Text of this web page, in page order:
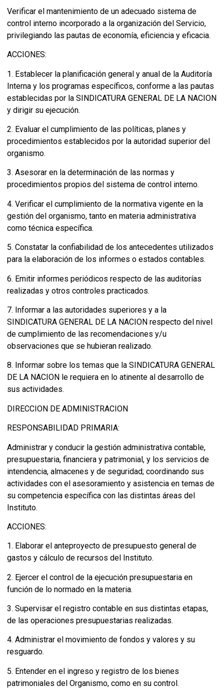
Verificar el mantenimiento de un adecuado sistema de
control interno incorporado a la organización del Servicio,
privilegiando las pautas de economía, eficiencia y eficacia.
ACCIONES:
1. Establecer la planificación general y anual de la Auditoría
Interna y los programas específicos, conforme a las pautas
establecidas por la SINDICATURA GENERAL DE LA NACION
y dirigir su ejecución.
2. Evaluar el cumplimiento de las políticas, planes y
procedimientos establecidos por la autoridad superior del
organismo.
3. Asesorar en la determinación de las normas y
procedimientos propios del sistema de control interno.
4. Verificar el cumplimiento de la normativa vigente en la
gestión del organismo, tanto en materia administrativa
como técnica específica.
5. Constatar la confiabilidad de los antecedentes utilizados
para la elaboración de los informes o estados contables.
6. Emitir informes periódicos respecto de las auditorías
realizadas y otros controles practicados.
7. Informar a las autoridades superiores y a la
SINDICATURA GENERAL DE LA NACION respecto del nivel
de cumplimiento de las recomendaciones y/u
observaciones que se hubieran realizado.
8. Informar sobre los temas que la SINDICATURA GENERAL
DE LA NACION le requiera en lo atinente al desarrollo de
sus actividades.
DIRECCION DE ADMINISTRACION
RESPONSABILIDAD PRIMARIA:
Administrar y conducir la gestión administrativa contable,
presupuestaria, financiera y patrimonial, y los servicios de
intendencia, almacenes y de seguridad; coordinando sus
actividades con el asesoramiento y asistencia en temas de
su competencia específica con las distintas áreas del
Instituto.
ACCIONES:
1. Elaborar el anteproyecto de presupuesto general de
gastos y cálculo de recursos del Instituto.
2. Ejercer el control de la ejecución presupuestaria en
función de lo normado en la materia.
3. Supervisar el registro contable en sus distintas etapas,
de las operaciones presupuestarias realizadas.
4. Administrar el movimiento de fondos y valores y su
resguardo.
5. Entender en el ingreso y registro de los bienes
patrimoniales del Organismo, como en su control.